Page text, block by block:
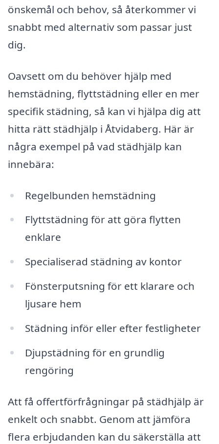
önskemål och behov, så återkommer vi
snabbt med alternativ som passar just
dig.
Oavsett om du behöver hjälp med
hemstädning, flyttstädning eller en mer
specifik städning, så kan vi hjälpa dig att
hitta rätt städhjälp i Åtvidaberg. Här är
några exempel på vad städhjälp kan
innebära:
Regelbunden hemstädning
Flyttstädning för att göra flytten
enklare
Specialiserad städning av kontor
Fönsterputsning för ett klarare och
ljusare hem
Städning inför eller efter festligheter
Djupstädning för en grundlig
rengöring
Att få offertförfrågningar på städhjälp är
enkelt och snabbt. Genom att jämföra
flera erbjudanden kan du säkerställa att